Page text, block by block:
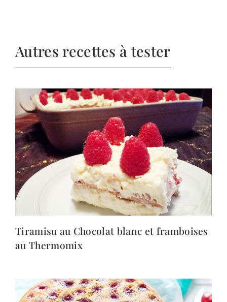
Autres recettes à tester
Tiramisu au Chocolat blanc et framboises
au Thermomix